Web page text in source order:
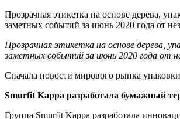
Прозрачная этикетка на основе дерева,
заметных событий за июнь 2020 года от
Прозрачная этикетка на основе дерева,
заметных событий за июнь 2020 года от
Сначала новости мирового рынка
Smurfit Kappa разработала бумажный
Группа Smurfit Kappa разработала